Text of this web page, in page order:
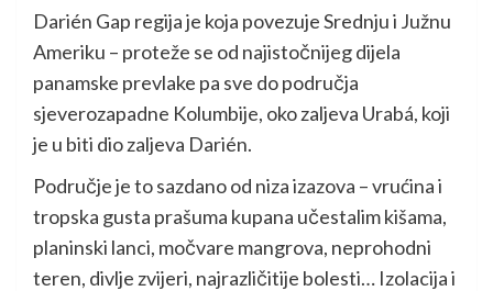
Darién Gap regija je koja povezuje Srednju i Južnu
Ameriku – proteže se od najistočnijeg dijela
panamske prevlake pa sve do područja
sjeverozapadne Kolumbije, oko zaljeva Urabá, koji
je u biti dio zaljeva Darién.
Područje je to sazdano od niza izazova – vrućina i
tropska gusta prašuma kupana učestalim kišama,
planinski lanci, močvare mangrova, neprohodni
teren, divlje zvijeri, najrazličitije bolesti… Izolacija i